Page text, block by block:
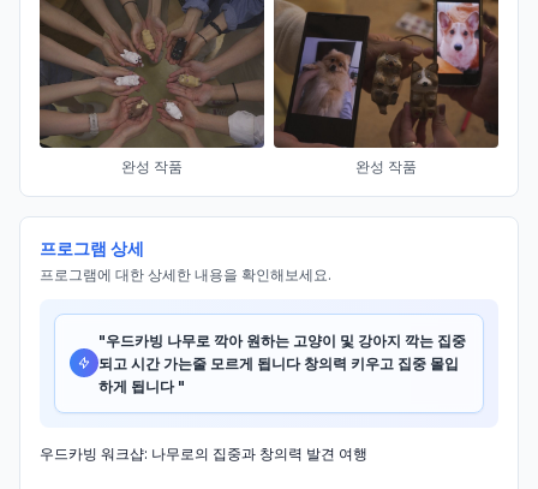
완성 작품 완성 작품
프로그램 상세
프로그램에 대한 상세한 내용을 확인해보세요.
"우드카빙 나무로 깍아 원하는 고양이 및 강아지 깍는 집중
되고 시간 가는줄 모르게 됩니다 창의력 키우고 집중 몰입
하게 됩니다 "
우드카빙 워크샵: 나무로의 집중과 창의력 발견 여행